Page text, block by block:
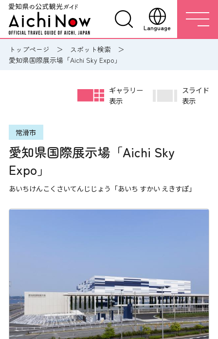
Language
トップページ
スポット検索
愛知県国際展示場「Aichi Sky Expo」
常滑市
愛知県国際展示場「Aichi Sky
Expo」
あいちけんこくさいてんじじょう「あいち すかい えきすぽ」
ギャラリー
表示
スライド
表示